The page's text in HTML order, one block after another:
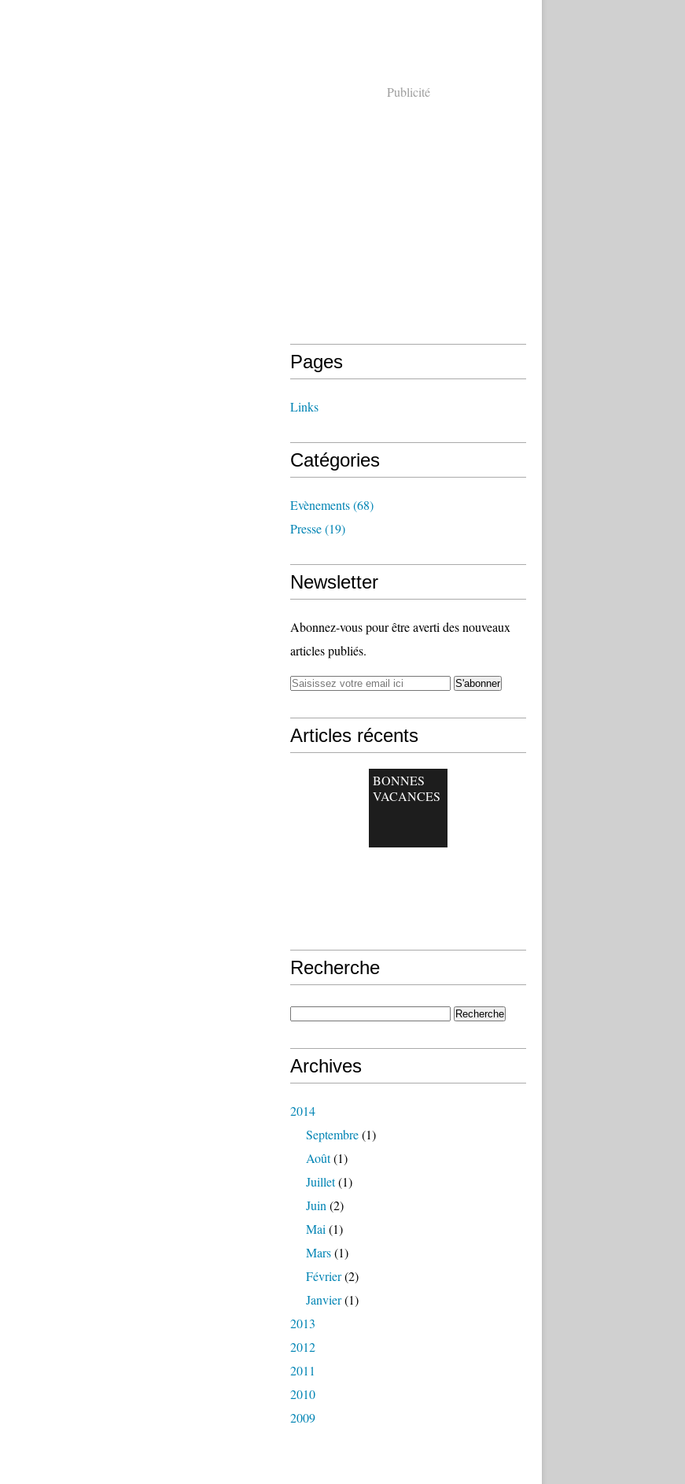
Publicité
Pages
Links
Catégories
Evènements(68)
Presse(19)
Newsletter
Abonnez-vous pour être averti des nouveaux
articles publiés.
Articles récents
BONNES
VACANCES
Recherche
Archives
2014
Septembre(1)
Août(1)
Juillet(1)
Juin (2)
Mai (1)
Mars(1)
Février(2)
Janvier(1)
2013
2012
2011
2010
2009